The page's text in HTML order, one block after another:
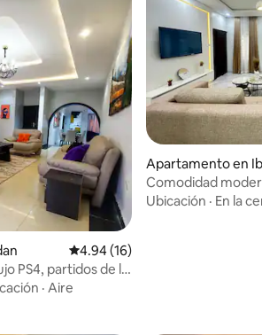
reseñas
Calificación promedio: 4.94 de
4.94 (16)
PS4, partidos de la
· Aire
Apartamento en
Comodidad
hogareño
Ubicación · En la